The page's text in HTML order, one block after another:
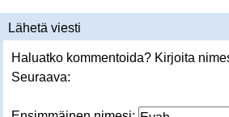
Lähetä viesti
Haluatko kommentoida? Kirjoita
Seuraava: